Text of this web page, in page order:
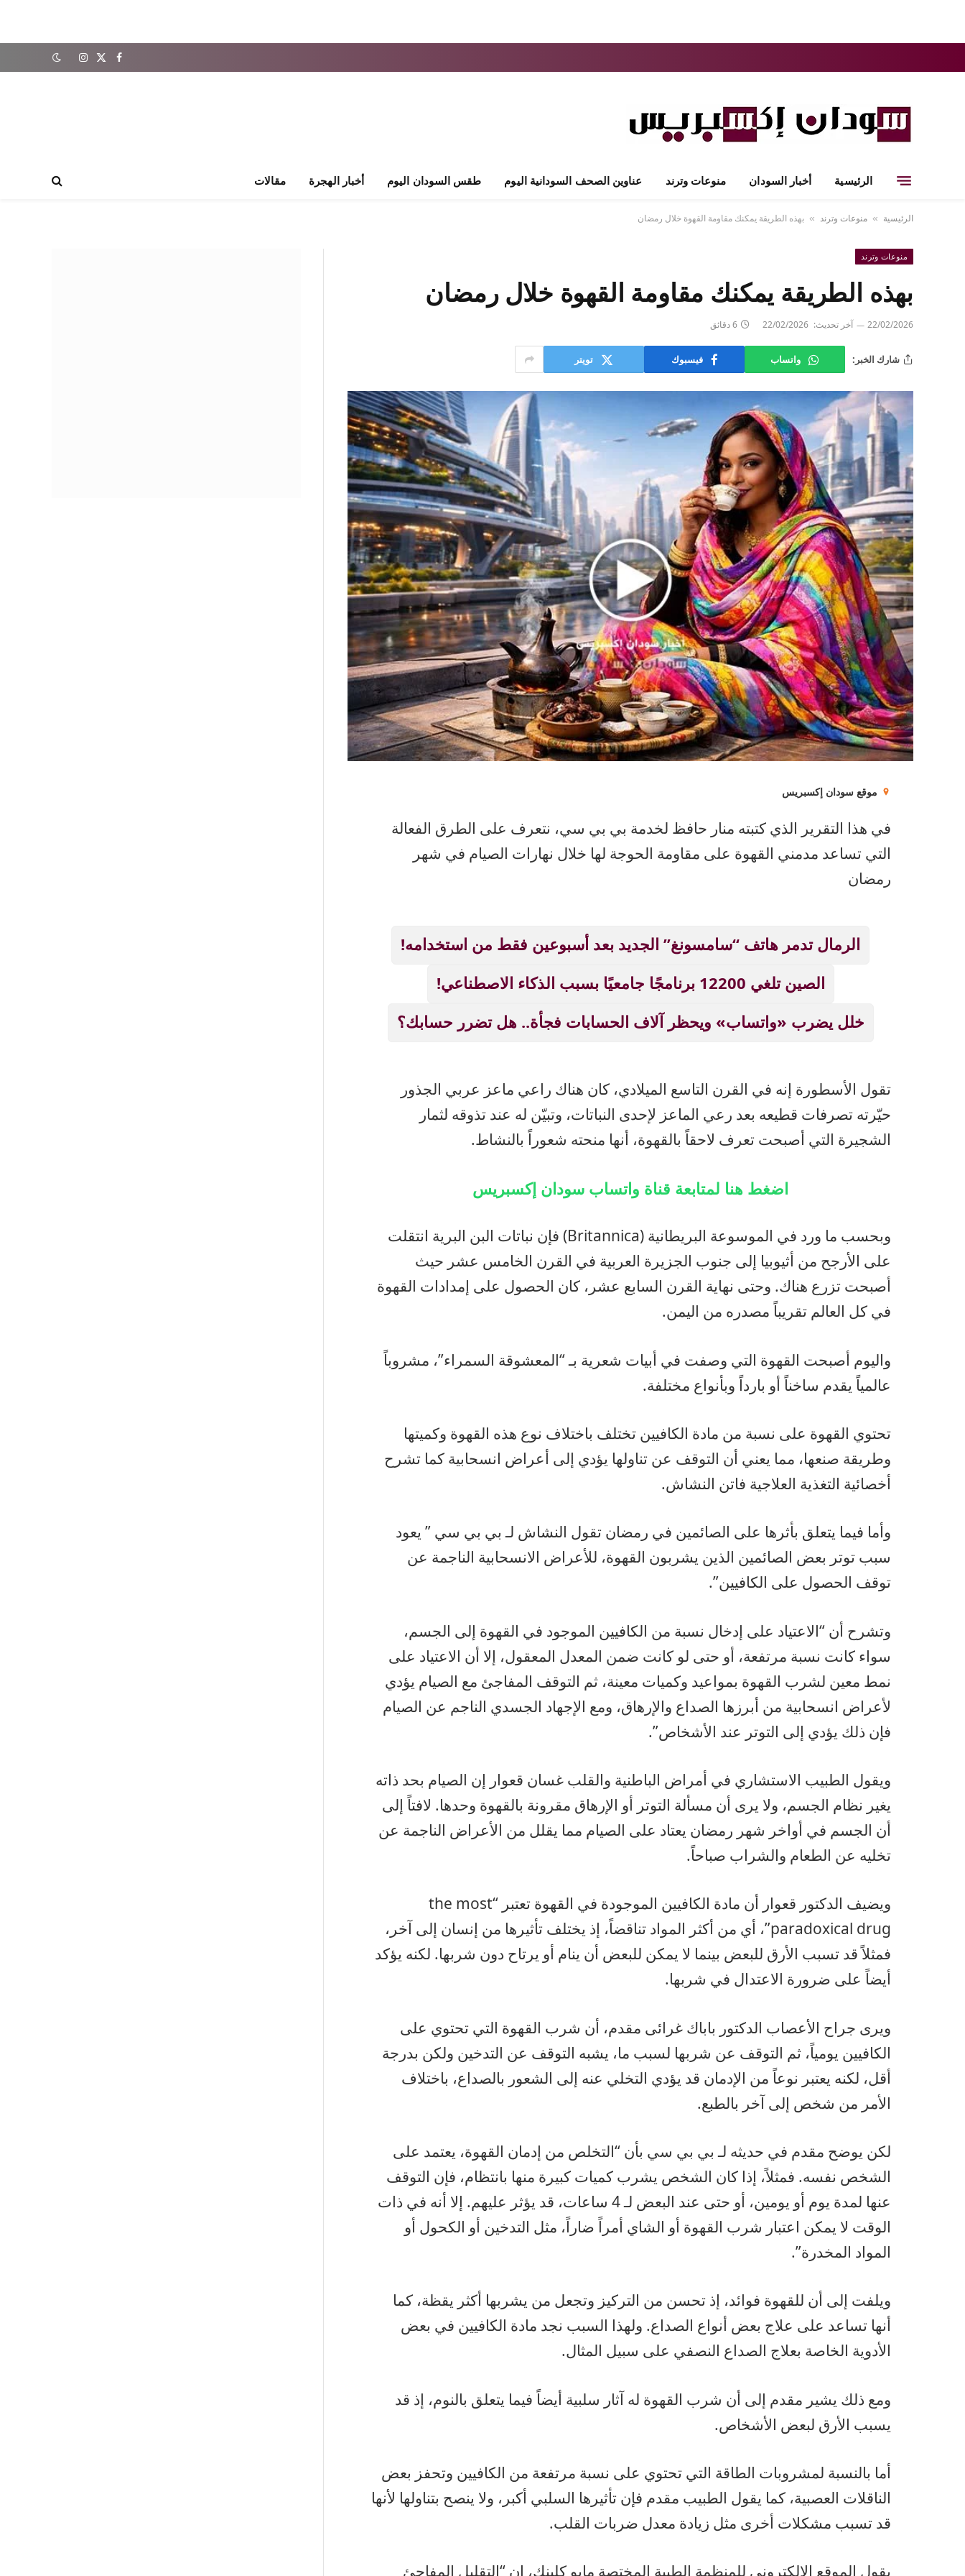
فيسبوك
X
الانستغرام
الرئيسية أخبار السودان منوعات وترند عناوين الصحف السودانية اليوم طقس السودان اليوم أخبار الهجرة مقالات
الرئيسية » منوعات وترند » بهذه الطريقة يمكنك مقاومة القهوة خلال رمضان
منوعات وترند
بهذه الطريقة يمكنك مقاومة القهوة خلال رمضان
22/02/2026 آخر تحديث: 22/02/2026 6 دقائق
شارك الخبر: واتساب فيسبوك تويتر
موقع سودان إكسبريس
في هذا التقرير الذي كتبته منار حافظ لخدمة بي بي سي، نتعرف على الطرق الفعالة
التي تساعد مدمني القهوة على مقاومة الحوجة لها خلال نهارات الصيام في شهر
رمضان
الرمال تدمر هاتف “سامسونغ” الجديد بعد أسبوعين فقط من استخدامه!
الصين تلغي 12200 برنامجًا جامعيًا بسبب الذكاء الاصطناعي!
خلل يضرب «واتساب» ويحظر آلاف الحسابات فجأة.. هل تضرر حسابك؟
تقول الأسطورة إنه في القرن التاسع الميلادي، كان هناك راعي ماعز عربي الجذور
حيّرته تصرفات قطيعه بعد رعي الماعز لإحدى النباتات، وتبيّن له عند تذوقه لثمار
الشجيرة التي أصبحت تعرف لاحقاً بالقهوة، أنها منحته شعوراً بالنشاط.
اضغط هنا لمتابعة قناة واتساب سودان إكسبريس
وبحسب ما ورد في الموسوعة البريطانية (Britannica) فإن نباتات البن البرية انتقلت
على الأرجح من أثيوبيا إلى جنوب الجزيرة العربية في القرن الخامس عشر حيث
أصبحت تزرع هناك. وحتى نهاية القرن السابع عشر، كان الحصول على إمدادات القهوة
في كل العالم تقريباً مصدره من اليمن.
واليوم أصبحت القهوة التي وصفت في أبيات شعرية بـ “المعشوقة السمراء”، مشروباً
عالمياً يقدم ساخناً أو بارداً وبأنواع مختلفة.
تحتوي القهوة على نسبة من مادة الكافيين تختلف باختلاف نوع هذه القهوة وكميتها
وطريقة صنعها، مما يعني أن التوقف عن تناولها يؤدي إلى أعراض انسحابية كما تشرح
أخصائية التغذية العلاجية فاتن النشاش.
وأما فيما يتعلق بأثرها على الصائمين في رمضان تقول النشاش لـ بي بي سي ” يعود
سبب توتر بعض الصائمين الذين يشربون القهوة، للأعراض الانسحابية الناجمة عن
توقف الحصول على الكافيين”.
وتشرح أن “الاعتياد على إدخال نسبة من الكافيين الموجود في القهوة إلى الجسم،
سواء كانت نسبة مرتفعة، أو حتى لو كانت ضمن المعدل المعقول، إلا أن الاعتياد على
نمط معين لشرب القهوة بمواعيد وكميات معينة، ثم التوقف المفاجئ مع الصيام يؤدي
لأعراض انسحابية من أبرزها الصداع والإرهاق، ومع الإجهاد الجسدي الناجم عن الصيام
فإن ذلك يؤدي إلى التوتر عند الأشخاص”.
ويقول الطبيب الاستشاري في أمراض الباطنية والقلب غسان قعوار إن الصيام بحد ذاته
يغير نظام الجسم، ولا يرى أن مسألة التوتر أو الإرهاق مقرونة بالقهوة وحدها. لافتاً إلى
أن الجسم في أواخر شهر رمضان يعتاد على الصيام مما يقلل من الأعراض الناجمة عن
تخليه عن الطعام والشراب صباحاً.
ويضيف الدكتور قعوار أن مادة الكافيين الموجودة في القهوة تعتبر “the most
paradoxical drug”، أي من أكثر المواد تناقضاً، إذ يختلف تأثيرها من إنسان إلى آخر،
فمثلاً قد تسبب الأرق للبعض بينما لا يمكن للبعض أن ينام أو يرتاح دون شربها. لكنه يؤكد
أيضاً على ضرورة الاعتدال في شربها.
ويرى جراح الأعصاب الدكتور باباك غرائى مقدم، أن شرب القهوة التي تحتوي على
الكافيين يومياً، ثم التوقف عن شربها لسبب ما، يشبه التوقف عن التدخين ولكن بدرجة
أقل، لكنه يعتبر نوعاً من الإدمان قد يؤدي التخلي عنه إلى الشعور بالصداع، باختلاف
الأمر من شخص إلى آخر بالطبع.
لكن يوضح مقدم في حديثه لـ بي بي سي بأن “التخلص من إدمان القهوة، يعتمد على
الشخص نفسه. فمثلاً، إذا كان الشخص يشرب كميات كبيرة منها بانتظام، فإن التوقف
عنها لمدة يوم أو يومين، أو حتى عند البعض لـ 4 ساعات، قد يؤثر عليهم. إلا أنه في ذات
الوقت لا يمكن اعتبار شرب القهوة أو الشاي أمراً ضاراً، مثل التدخين أو الكحول أو
المواد المخدرة”.
ويلفت إلى أن للقهوة فوائد، إذ تحسن من التركيز وتجعل من يشربها أكثر يقظة، كما
أنها تساعد على علاج بعض أنواع الصداع. ولهذا السبب نجد مادة الكافيين في بعض
الأدوية الخاصة بعلاج الصداع النصفي على سبيل المثال.
ومع ذلك يشير مقدم إلى أن شرب القهوة له آثار سلبية أيضاً فيما يتعلق بالنوم، إذ قد
يسبب الأرق لبعض الأشخاص.
أما بالنسبة لمشروبات الطاقة التي تحتوي على نسبة مرتفعة من الكافيين وتحفز بعض
الناقلات العصبية، كما يقول الطبيب مقدم فإن تأثيرها السلبي أكبر، ولا ينصح بتناولها لأنها
قد تسبب مشكلات أخرى مثل زيادة معدل ضربات القلب.
يقول الموقع الإلكتروني للمنظمة الطبية المختصة مايو كلينك، إن “التقليل المفاجئ